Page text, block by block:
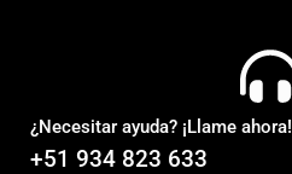
¿Necesitar ayuda? ¡Llame ahora!
+51 934 823 633